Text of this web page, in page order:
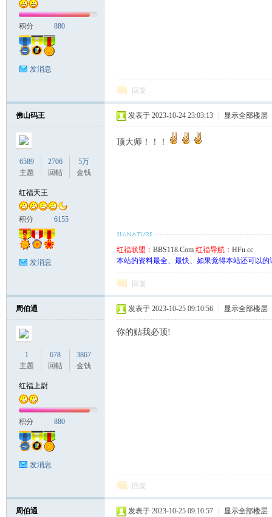
积分 880
发消息
回复
佛山码王
6589
主题
2706
回帖
5万
金钱
红福天王
积分 6155
发消息
发表于 2023-10-24 23:03:13 显示全部楼层
顶大师！！！
红福联盟： BBS118.Com 红福导航： HFu.cc
本站的资料最全、最快、如果觉得本站还可以
回复
周伯通
1
主题
678
回帖
3867
金钱
红福上尉
积分 880
发消息
发表于 2023-10-25 09:10:56 显示全部楼层
你的贴我必顶!
回复
周伯通 发表于 2023-10-25 09:10:57 显示全部楼层